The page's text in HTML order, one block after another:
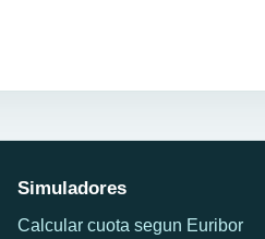
Simuladores
Calcular cuota segun Euribor